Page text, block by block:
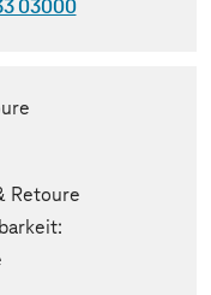
03000
Retoure